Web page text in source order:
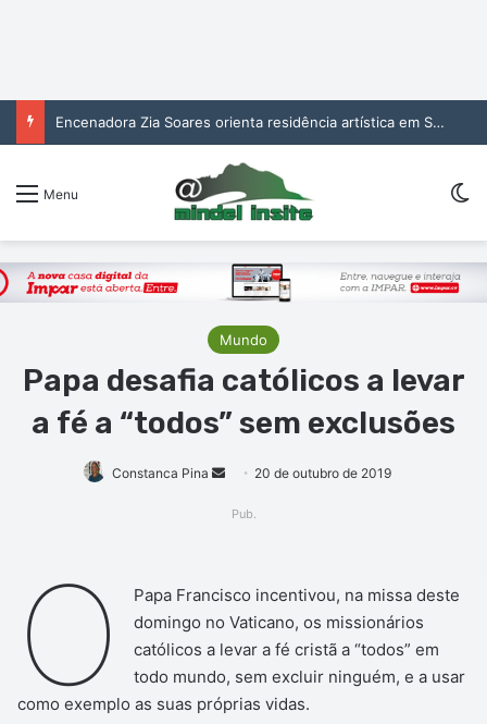
Encenadora Zia Soares orienta residência artística em São Vicente
Menu
Mundo
Papa desafia católicos a levar
a fé a “todos” sem exclusões
Constanca Pina
Mande20 de outubro de 2019
Pub.
O
Papa Francisco incentivou, na missa deste
domingo no Vaticano, os missionários
católicos a levar a fé cristã a “todos” em
todo mundo, sem excluir ninguém, e a usar
como exemplo as suas próprias vidas.